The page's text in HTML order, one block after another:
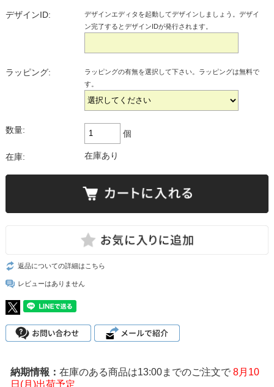
デザインID:
デザインエディタを起動してデザインしましょう。デザイ
ン完了するとデザインIDが発行されます。
ラッピング:
ラッピングの有無を選択して下さい。ラッピングは無料で
す。
数量: 個
在庫: 在庫あり
返品についての詳細はこちら
レビューはありません
在庫のある商品は13:00までのご注文で 8月10
日(月)出荷予定